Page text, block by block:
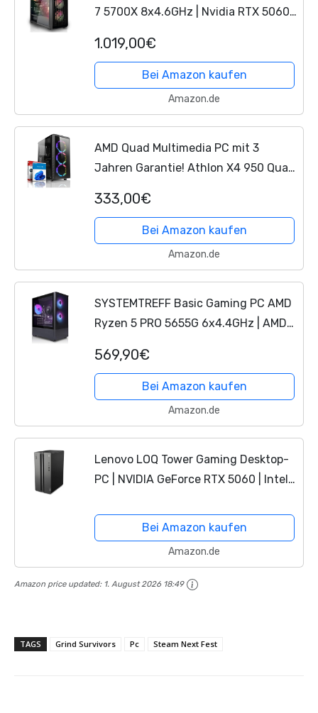
7 5700X 8x4.6GHz | Nvidia RTX 5060
DDR4 RAM | Windows 11 | WLAN
Desktop Computer Rechner für...
1.019,00€
Bei Amazon kaufen
Amazon.de
AMD Quad Multimedia PC mit 3
Jahren Garantie! Athlon X4 950 Quad
SSD - Geforce GT 1030 2 GB - RGB
Gaming - USB 3.0 - LAN...
333,00€
Bei Amazon kaufen
Amazon.de
SYSTEMTREFF Basic Gaming PC AMD
Ryzen 5 PRO 5655G 6x4.4GHz | AMD
NVMe | 16GB DDR4 RAM | WLAN
Desktop Computer Rechner für...
569,90€
Bei Amazon kaufen
Amazon.de
Lenovo LOQ Tower Gaming Desktop-
PC | NVIDIA GeForce RTX 5060 | Intel
Win11 Home | Luna Grau - Raven
Schwarz | 17L | 3...
Bei Amazon kaufen
Amazon.de
Amazon price updated: 1. August 2026 18:49
TAGS Grind Survivors Pc Steam Next Fest